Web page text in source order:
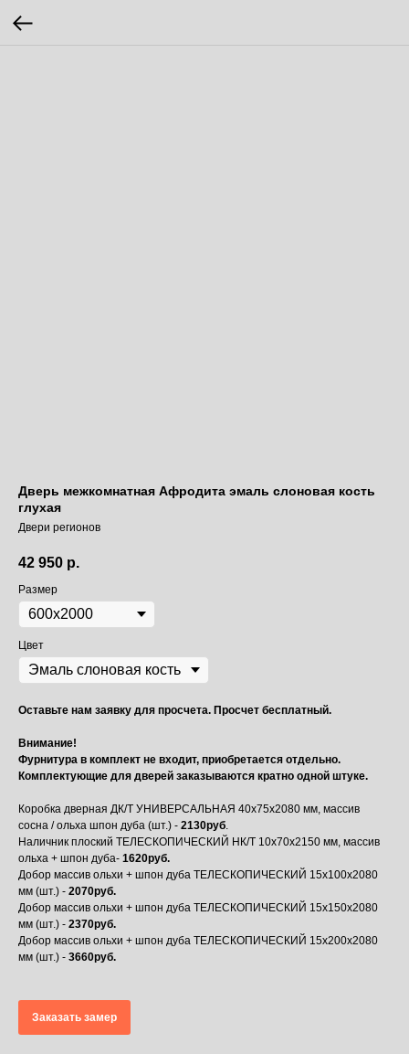
Дверь межкомнатная Афродита эмаль слоновая кость
глухая
Двери регионов
42 950 р.
Размер
Цвет
Оставьте нам заявку для просчета. Просчет бесплатный.
Внимание!
Фурнитура в комплект не входит, приобретается отдельно.
Комплектующие для дверей заказываются кратно одной штуке.
Коробка дверная ДК/Т УНИВЕРСАЛЬНАЯ 40х75х2080 мм, массив
сосна / ольха шпон дуба (шт.) - 2130руб.
Наличник плоский ТЕЛЕСКОПИЧЕСКИЙ НК/Т 10х70х2150 мм, массив
ольха + шпон дуба- 1620руб.
Добор массив ольхи + шпон дуба ТЕЛЕСКОПИЧЕСКИЙ 15х100х2080
мм (шт.) - 2070руб.
Добор массив ольхи + шпон дуба ТЕЛЕСКОПИЧЕСКИЙ 15х150х2080
мм (шт.) - 2370руб.
Добор массив ольхи + шпон дуба ТЕЛЕСКОПИЧЕСКИЙ 15х200х2080
мм (шт.) - 3660руб.
Заказать замер